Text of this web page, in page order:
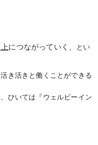
につながっていく、
とい
き活きと働くことができる
ひいては『ウェルビーイン